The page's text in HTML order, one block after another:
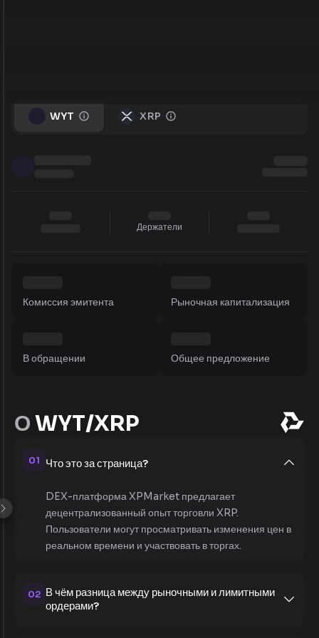
WYT XRP
Держатели
Комиссия эмитента Рыночная капитализация
В обращении Общее предложение
ОWYT/XRP
01 Что это за страница?
DEX-платформа XPMarket предлагает
децентрализованный опыт торговли XRP.
Пользователи могут просматривать изменения цен в
реальном времени и участвовать в торгах.
02 В чём разница между рыночными и лимитными
ордерами?